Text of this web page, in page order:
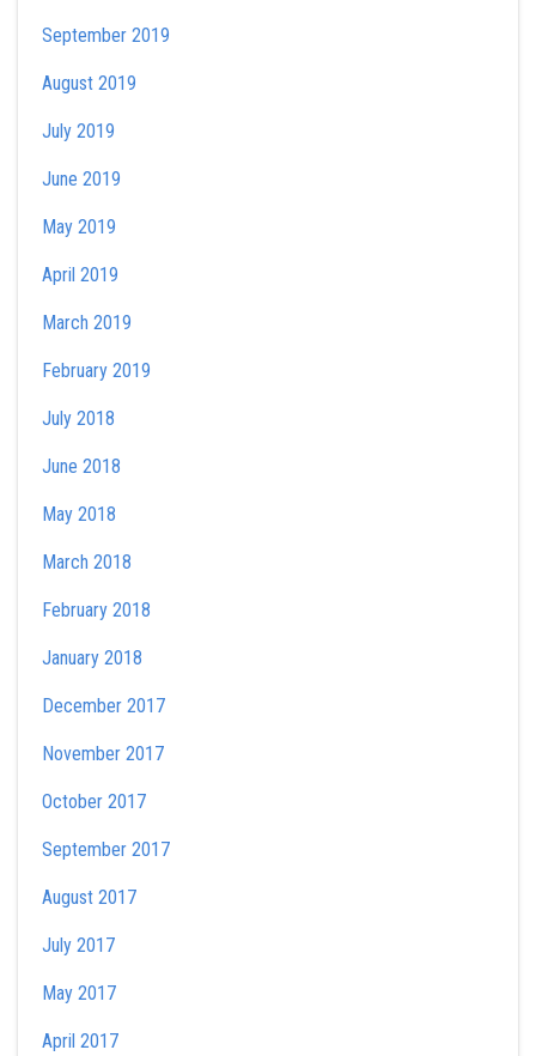
September 2019
August 2019
July 2019
June 2019
May 2019
April 2019
March 2019
February 2019
July 2018
June 2018
May 2018
March 2018
February 2018
January 2018
December 2017
November 2017
October 2017
September 2017
August 2017
July 2017
May 2017
April 2017